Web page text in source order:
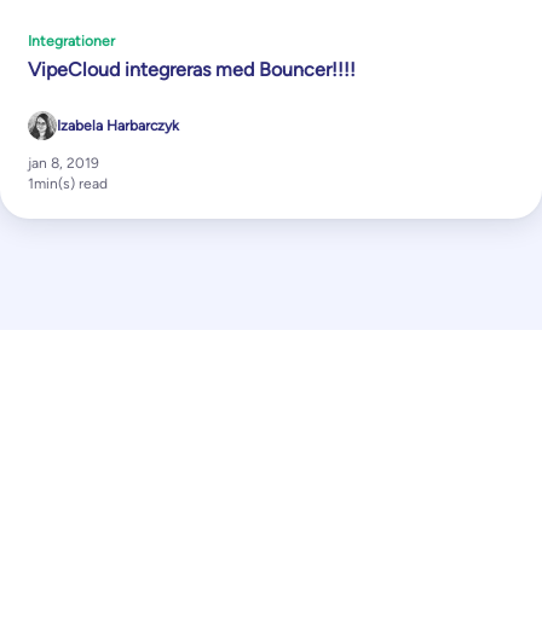
Integrationer
VipeCloud integreras med Bouncer!!!!
Izabela Harbarczyk
jan 8, 2019
1min(s) read